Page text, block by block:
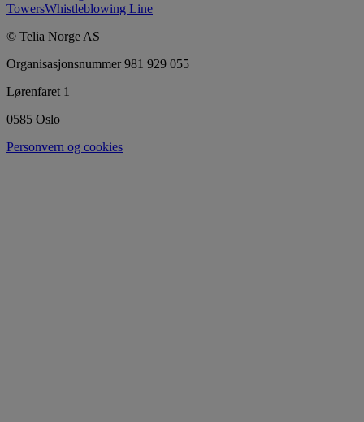
TowersWhistleblowing Line
© Telia Norge AS
Organisasjonsnummer 981 929 055
Lørenfaret 1
0585 Oslo
Personvern og cookies